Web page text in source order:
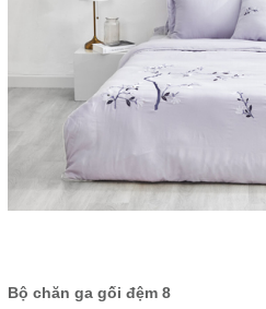
Bộ chăn ga gối đệm 8